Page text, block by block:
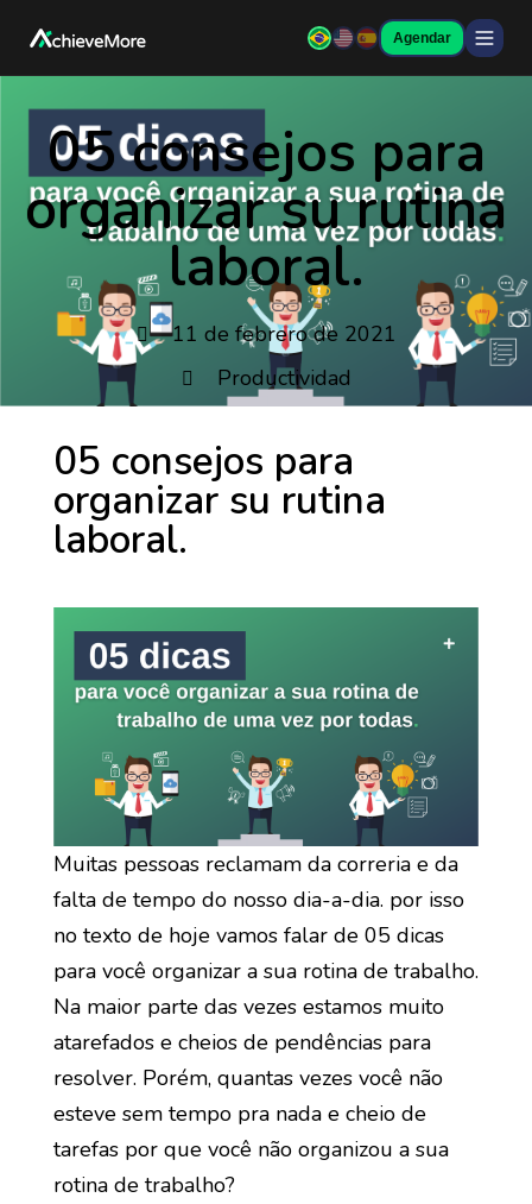
Agendar
05 consejos para
organizar su rutina
laboral.
11 de febrero de 2021
Productividad
05 consejos para
organizar su rutina
laboral.
Muitas pessoas reclamam da correria e da
falta de tempo do nosso dia-a-dia. por isso
no texto de hoje vamos falar de 05 dicas
para você organizar a sua rotina de trabalho.
Na maior parte das vezes estamos muito
atarefados e cheios de pendências para
resolver. Porém, quantas vezes você não
esteve sem tempo pra nada e cheio de
tarefas por que você não organizou a sua
rotina de trabalho?